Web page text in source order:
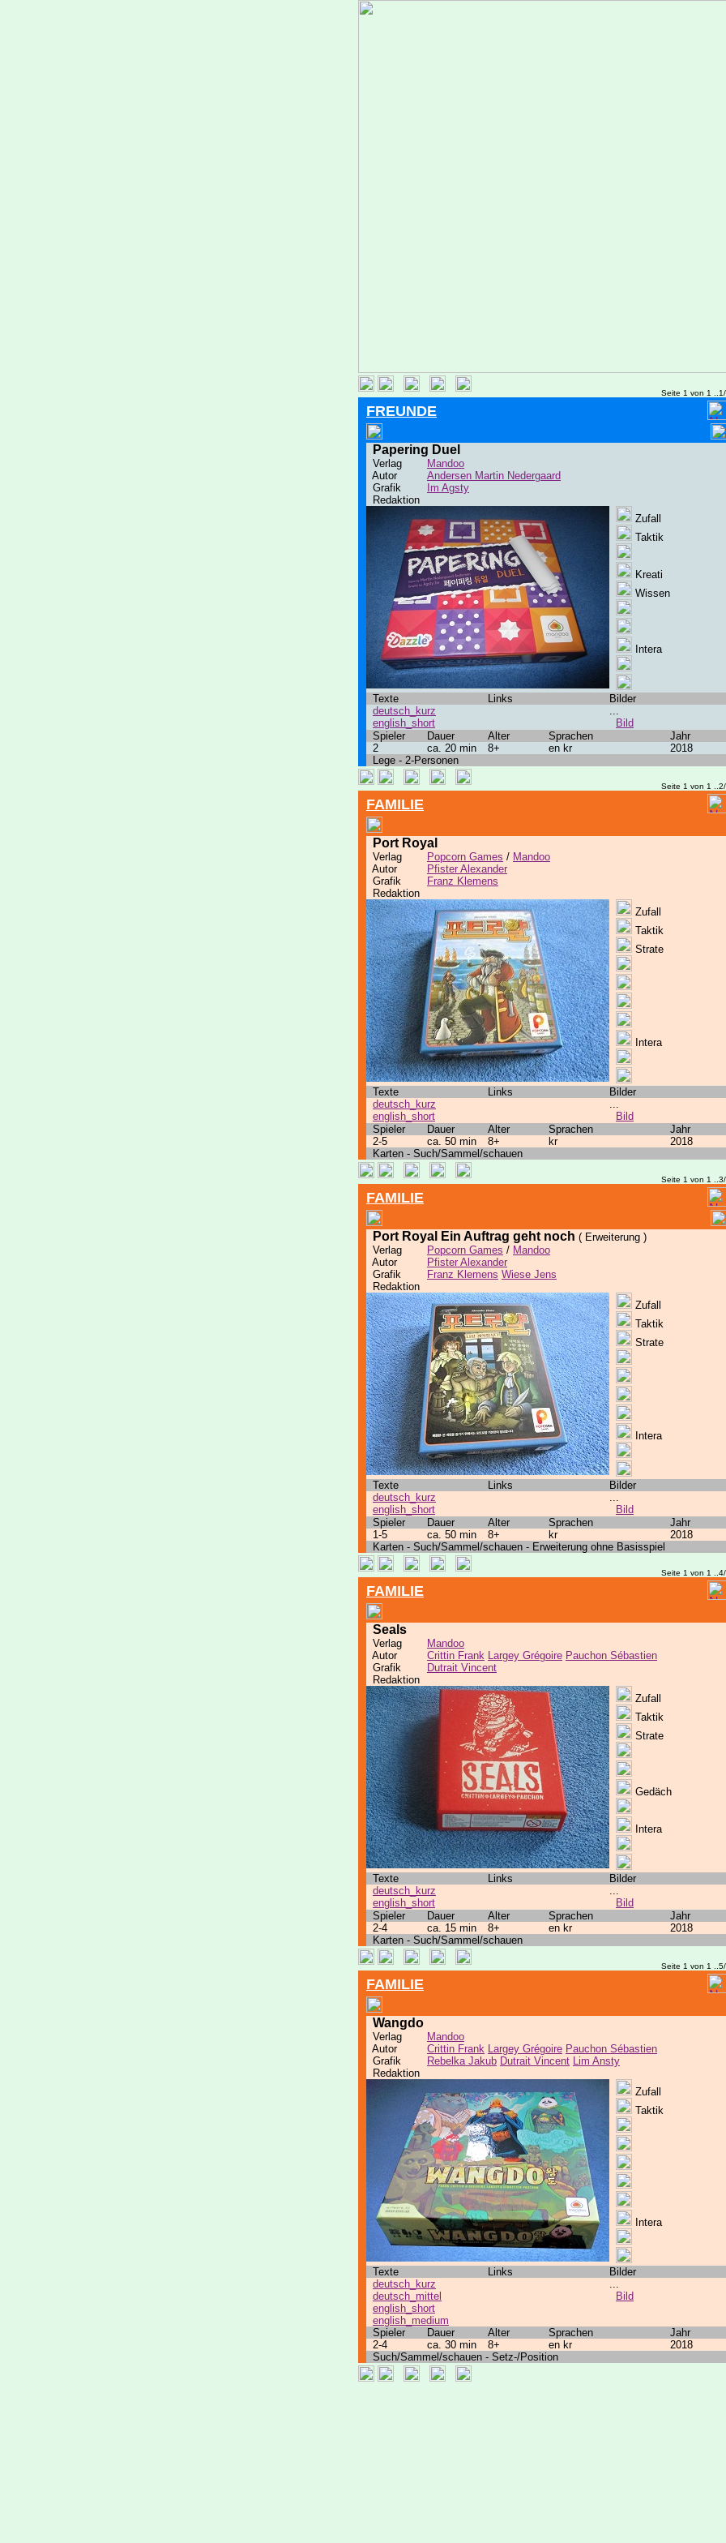
Seite 1 von 1
FREUNDE
Papering Duel
Verlag
Mandoo
Autor
Andersen Martin Nedergaard
Grafik
Im Agsty
Redaktion
Zufall
Taktik
Kreati
Wissen
Intera
Texte Links
Bilder
deutsch_kurz
english_short
...
Bild
Spieler
Dauer Alter Sprachen
Jahr
2
ca. 20 min 8+ en kr
2018
Lege - 2-Personen
Seite 1 von 1
FAMILIE
Port Royal
Verlag Popcorn Games / Mandoo
Autor
Pfister Alexander
Grafik
Franz Klemens
Redaktion
Zufall
Taktik
Strate
Intera
Texte Links
Bilder
deutsch_kurz
english_short
...
Bild
Spieler
Dauer Alter Sprachen
Jahr
2-5
ca. 50 min 8+ kr
2018
Karten - Such/Sammel/schauen
Seite 1 von 1
FAMILIE
Port Royal Ein Auftrag geht noch ( Erweiterung )
Verlag
Popcorn Games / Mandoo
Autor
Pfister Alexander
Grafik
Franz Klemens Wiese Jens
Redaktion
Zufall
Taktik
Strate
Intera
Texte Links
Bilder
deutsch_kurz
english_short
...
Bild
Spieler
Dauer Alter Sprachen
Jahr
1-5
ca. 50 min 8+ kr
2018
Karten - Such/Sammel/schauen - Erweiterung ohne Basisspiel
Seite 1 von 1
FAMILIE
Seals
Verlag
Mandoo
Autor
Crittin Frank Largey Grégoire Pauchon Sébastien
Grafik
Dutrait Vincent
Redaktion
Zufall
Taktik
Strate
Gedäch
Intera
Texte Links
Bilder
deutsch_kurz
english_short
...
Bild
Spieler
Dauer Alter Sprachen
Jahr
2-4
ca. 15 min 8+ en kr
2018
Karten - Such/Sammel/schauen
Seite 1 von 1
FAMILIE
Wangdo
Verlag
Mandoo
Autor
Crittin Frank Largey Grégoire Pauchon Sébastien
Grafik
Rebelka Jakub Dutrait Vincent Lim Ansty
Redaktion
Zufall
Taktik
Intera
Texte Links
Bilder
deutsch_kurz
deutsch_mittel
english_short
english_medium
...
Bild
Spieler Dauer Alter Sprachen
Jahr
2-4
ca. 30 min 8+ en kr
2018
Such/Sammel/schauen - Setz-/Position